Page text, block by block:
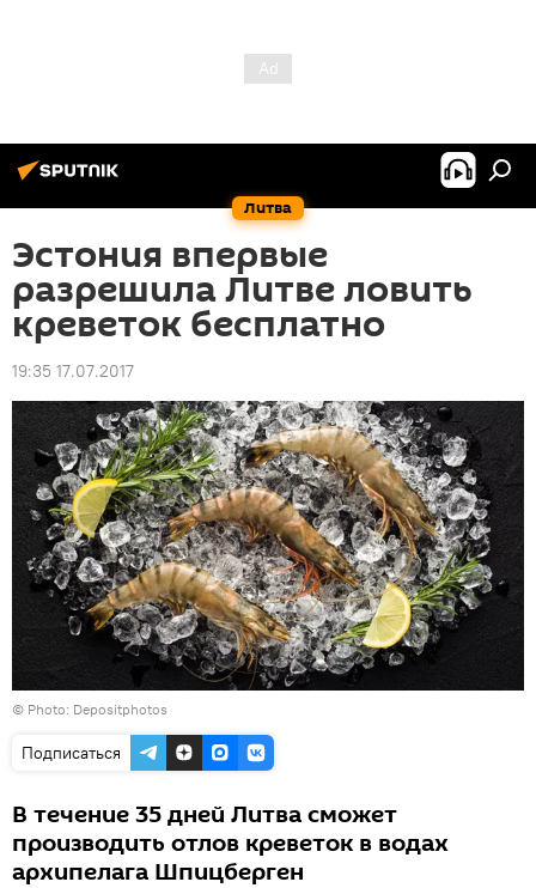
Литва
Эстония впервые
разрешила Литве ловить
креветок бесплатно
19:35 17.07.2017
© Photo: Depositphotos
Подписаться
В течение 35 дней Литва сможет
производить отлов креветок в водах
архипелага Шпицберген